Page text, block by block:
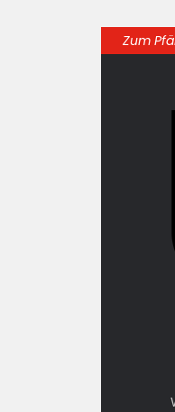
Zum